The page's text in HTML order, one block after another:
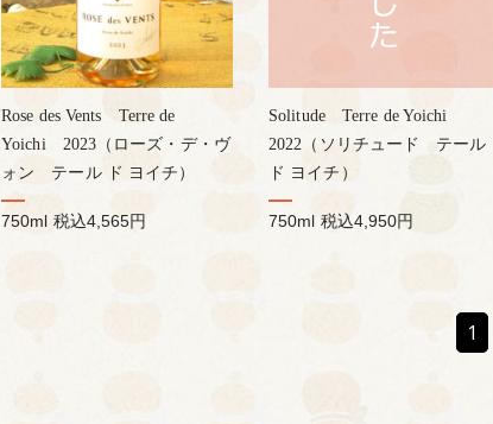
Rose des Vents Terre de
Yoichi 2023（ローズ・デ・ヴ
ォン テール ド ヨイチ）
750ml 税込4,565円
Solitude Terre de Yoichi
2022（ソリチュード テール
ド ヨイチ）
750ml 税込4,950円
1